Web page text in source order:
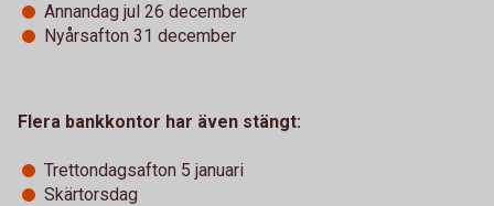
Annandag jul 26 december
Nyårsafton 31 december
Flera bankkontor har även stängt:
Trettondagsafton 5 januari
Skärtorsdag